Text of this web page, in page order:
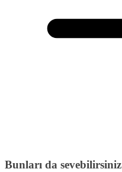
Bunları da sevebilirsiniz